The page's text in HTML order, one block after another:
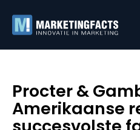
Procter &
Amerikaanse